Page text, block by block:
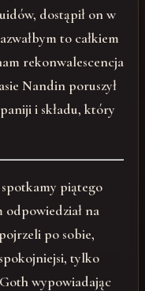
dostąpił on w
to całkiem
rekonwalescencja
Nandin poruszył
i składu, który
piątego
odpowiedział na
po sobie,
tylko
wypowiadając